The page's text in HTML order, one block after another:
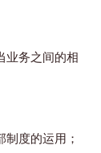
业务之间的相
度的运用；